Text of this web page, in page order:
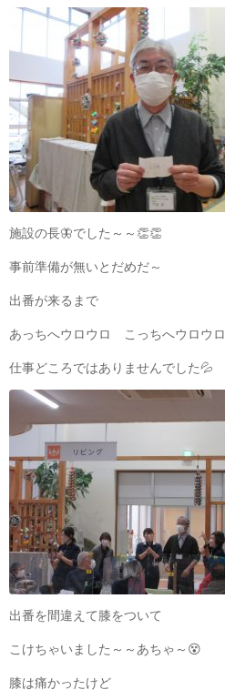
施設の長🦋でした～～👏👏
事前準備が無いとだめだ～
出番が来るまで
あっちへウロウロ こっちへウロウロ
仕事どころではありませんでした💦
出番を間違えて膝をついて
こけちゃいました～～あちゃ～😵
膝は痛かったけど